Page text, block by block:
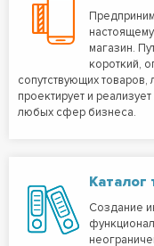
магазин.
короткий,
сопутствующих
проектирует и
любых сфер бизнеса.
Каталог
Создание